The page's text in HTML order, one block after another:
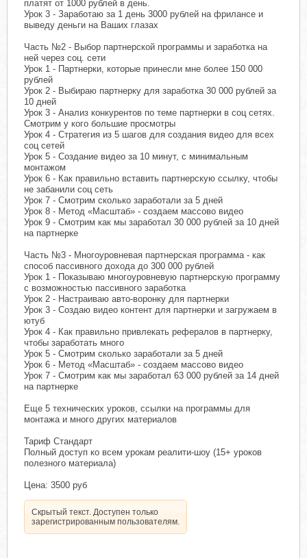
платят от 1000 рублей в день.
Урок 3 - Заработаю за 1 день 3000 рублей на фрилансе и
выведу деньги на Ваших глазах
Часть №2 - Выбор партнерской программы и заработка на
ней через соц. сети
Урок 1 - Партнерки, которые принесли мне более 150 000
рублей
Урок 2 - Выбираю партнерку для заработка 30 000 рублей за
10 дней
Урок 3 - Анализ конкурентов по теме партнерки в соц сетях.
Смотрим у кого большие просмотры
Урок 4 - Стратегия из 5 шагов для создания видео для всех
соц сетей
Урок 5 - Создание видео за 10 минут, с минимальным
монтажом
Урок 6 - Как правильно вставить партнерскую ссылку, чтобы
не забанили соц сеть
Урок 7 - Смотрим сколько заработали за 5 дней
Урок 8 - Метод «Масштаб» - создаем массово видео
Урок 9 - Смотрим как мы заработал 30 000 рублей за 10 дней
на партнерке
Часть №3 - Многоуровневая партнерская программа - как
способ пассивного дохода до 300 000 рублей
Урок 1 - Показываю многоуровневую партнерскую программу
с возможностью пассивного заработка
Урок 2 - Настраиваю авто-воронку для партнерки
Урок 3 - Создаю видео контент для партнерки и загружаем в
ютуб
Урок 4 - Как правильно привлекать рефералов в партнерку,
чтобы заработать много
Урок 5 - Смотрим сколько заработали за 5 дней
Урок 6 - Метод «Масштаб» - создаем массово видео
Урок 7 - Смотрим как мы заработал 63 000 рублей за 14 дней
на партнерке
Еще 5 технических уроков, ссылки на программы для
монтажа и много других материалов
Тариф Стандарт
Полный доступ ко всем урокам реалити-шоу (15+ уроков
полезного материала)
Цена: 3500 руб
Скрытый текст. Доступен только
зарегистрированным пользователям.